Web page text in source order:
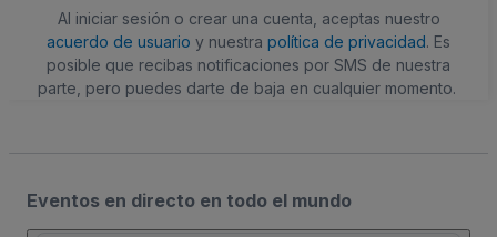
Al iniciar sesión o crear una cuenta, aceptas nuestro
acuerdo de usuario y nuestra política de privacidad. Es
posible que recibas notificaciones por SMS de nuestra
parte, pero puedes darte de baja en cualquier momento.
Eventos en directo en todo el mundo